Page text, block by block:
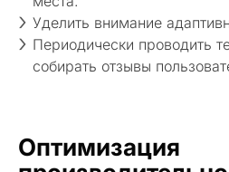
Уделить внимание
Периодически проводить
собирать отзывы
Оптимизация